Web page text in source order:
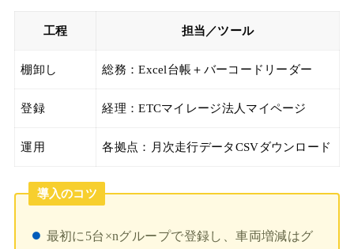
工程 担当／ツール
棚卸し 総務：Excel台帳＋バーコードリーダー
登録 経理：ETCマイレージ法人マイページ
運用 各拠点：月次走行データCSVダウンロード
導入のコツ
最初に5台×nグループで登録し、車両増減はグ